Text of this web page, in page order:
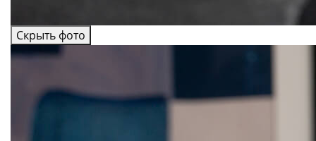
Скрыть фото